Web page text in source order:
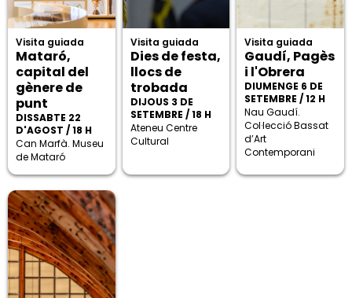
Visita guiada
Mataró,
capital del
gènere de
punt
DISSABTE 22
D'AGOST / 18 H
Can Marfà. Museu
de Mataró
Visita guiada
Dies de festa,
llocs de
trobada
DIJOUS 3 DE
SETEMBRE / 18 H
Ateneu Centre
Cultural
Visita guiada
Gaudí, Pagès
i l'Obrera
DIUMENGE 6 DE
SETEMBRE / 12 H
Nau Gaudí.
Col·lecció Bassat
d’Art
Contemporani